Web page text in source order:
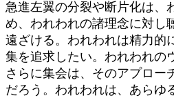
急進左翼の分裂や断片化は、
め、われわれの諸理念に対し
遠ざける。われわれは精力的
集を追求したい。われわれの
さらに集会は、そのアプロー
だろう。われわれは、あらゆ